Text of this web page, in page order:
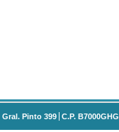
Gral. Pinto 399 C.P. B7000GHG